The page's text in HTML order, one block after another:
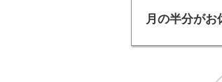
月の半分が